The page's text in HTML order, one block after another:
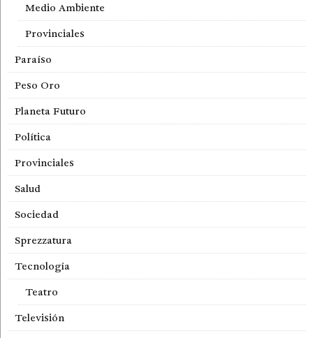
Medio Ambiente
Provinciales
Paraíso
Peso Oro
Planeta Futuro
Política
Provinciales
Salud
Sociedad
Sprezzatura
Tecnología
Teatro
Televisión